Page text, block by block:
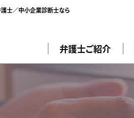
護士／中小企業診断士なら
弁護士ご紹介